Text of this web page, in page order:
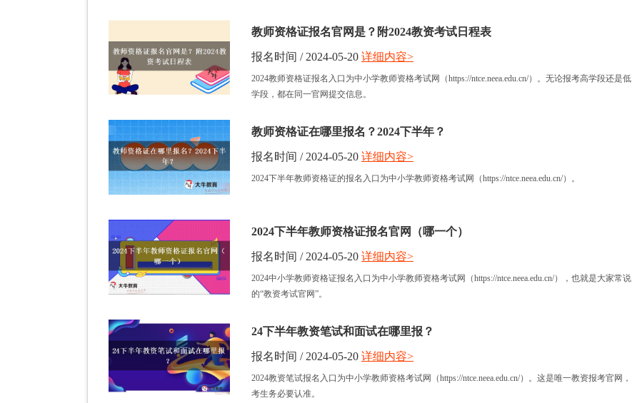
教师资格证报名官网是？附2024教资考试日程表
报名时间 / 2024-05-20
​2024教师资格证报名入口为中小学教师资格考试网（https://ntce.neea.edu.cn/）。无论报考高学段还是低
学段，都在同一官网提交信息。
详细内容>
教师资格证在哪里报名？2024下半年？
报名时间 / 2024-05-20
2024下半年教师资格证的报名入口为中小学教师资格考试网（https://ntce.neea.edu.cn/）。
详细内容>
2024下半年教师资格证报名官网（哪一个）
报名时间 / 2024-05-20
2024中小学教师资格证报名入口为中小学教师资格考试网（https://ntce.neea.edu.cn/），也就是大家常说
的“教资考试官网”。
详细内容>
24下半年教资笔试和面试在哪里报？
报名时间 / 2024-05-20
2024教资笔试报名入口为中小学教师资格考试网（https://ntce.neea.edu.cn/）。这是唯一教资报考官网，
考生务必要认准。
详细内容>